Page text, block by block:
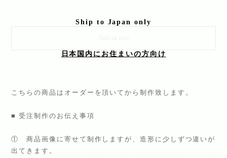
Ship to Japan only
日本国内にお住まいの方向け
こちらの商品はオーダーを頂いてから制作致します。
■ 受注制作のお伝え事項
① 商品画像に寄せて制作しますが、造形に少しずつ違いが
出てきます。